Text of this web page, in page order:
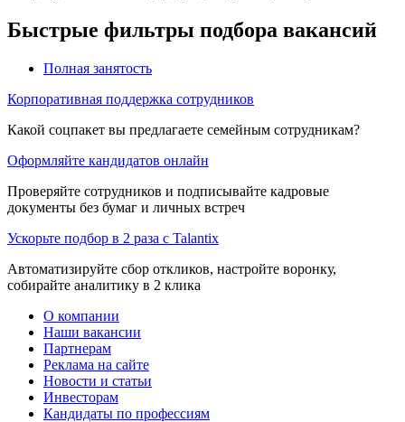
Быстрые фильтры подбора вакансий
Полная занятость
Корпоративная поддержка сотрудников
Какой соцпакет вы предлагаете семейным сотрудникам?
Оформляйте кандидатов онлайн
Проверяйте сотрудников и подписывайте кадровые
документы без бумаг и личных встреч
Ускорьте подбор в 2 раза с Talantix
Автоматизируйте сбор откликов, настройте воронку,
собирайте аналитику в 2 клика
О компании
Наши вакансии
Партнерам
Реклама на сайте
Новости и статьи
Инвесторам
Кандидаты по профессиям